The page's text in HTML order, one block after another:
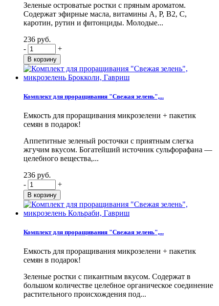
Зеленые островатые ростки с пряным ароматом.
Содержат эфирные масла, витамины А, Р, В2, С,
каротин, рутин и фитонциды. Молодые...
236 руб.
-
+
Комплект для проращивания "Свежая зелень",...
Емкость для проращивания микрозелени + пакетик
семян в подарок!
Аппетитные зеленый росточки с приятным слегка
жгучим вкусом. Богатейший источник сульфорафана —
целебного вещества,...
236 руб.
-
+
Комплект для проращивания "Свежая зелень",...
Емкость для проращивания микрозелени + пакетик
семян в подарок!
Зеленые ростки с пикантным вкусом. Содержат в
большом количестве целебное органическое соединение
растительного происхождения под...